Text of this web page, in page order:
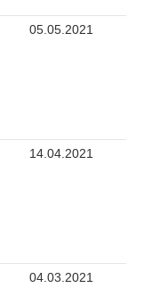
05.05.2021
14.04.2021
04.03.2021